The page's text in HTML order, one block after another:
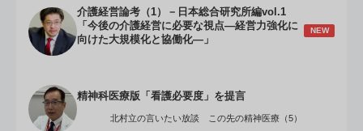
介護経営論考（1）－日本総合研究所編vol.1
「今後の介護経営に必要な視点―経営力強化に
向けた大規模化と協働化―」
NEW
精神科医療版「看護必要度」を提言
北村立の言いたい放談 この先の精神医療（5）